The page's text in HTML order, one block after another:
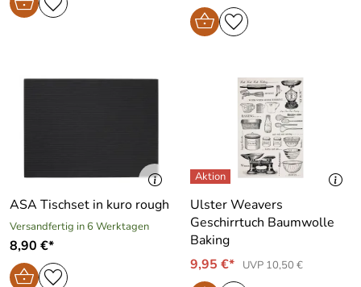
ASA Tischset in kuro rough
Versandfertig in 6 Werktagen
8,90 €*
Ulster Weavers
Geschirrtuch Baumwolle
Baking
9,95 €*
UVP 10,50 €